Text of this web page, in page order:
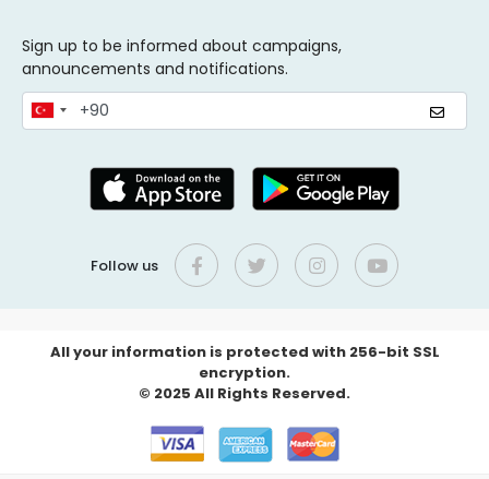
Sign up to be informed about campaigns,
announcements and notifications.
Follow us
All your information is protected with 256-bit SSL
encryption.
© 2025 All Rights Reserved.